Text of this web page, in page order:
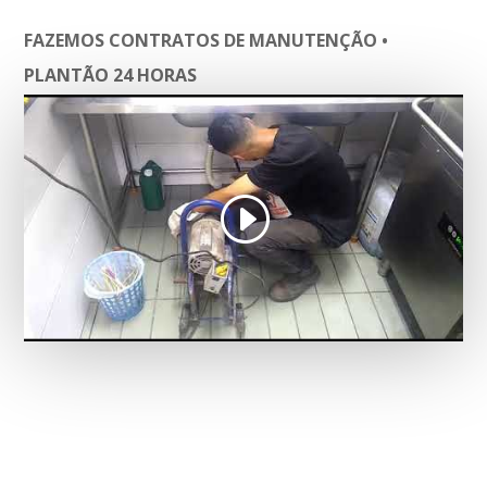
FAZEMOS CONTRATOS DE MANUTENÇÃO •
PLANTÃO 24 HORAS